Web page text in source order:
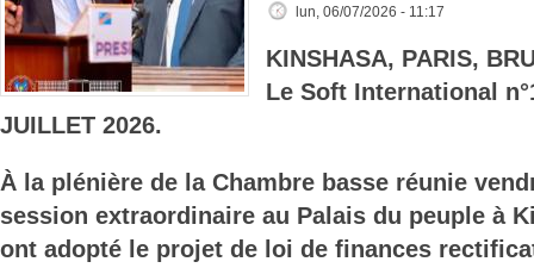
lun, 06/07/2026 - 11:17
KINSHASA, PARIS,
Le Soft International
JUILLET 2026.
À la plénière de la Chambre basse réunie
session extraordinaire au Palais du peuple à
ont adopté le projet de loi de finances